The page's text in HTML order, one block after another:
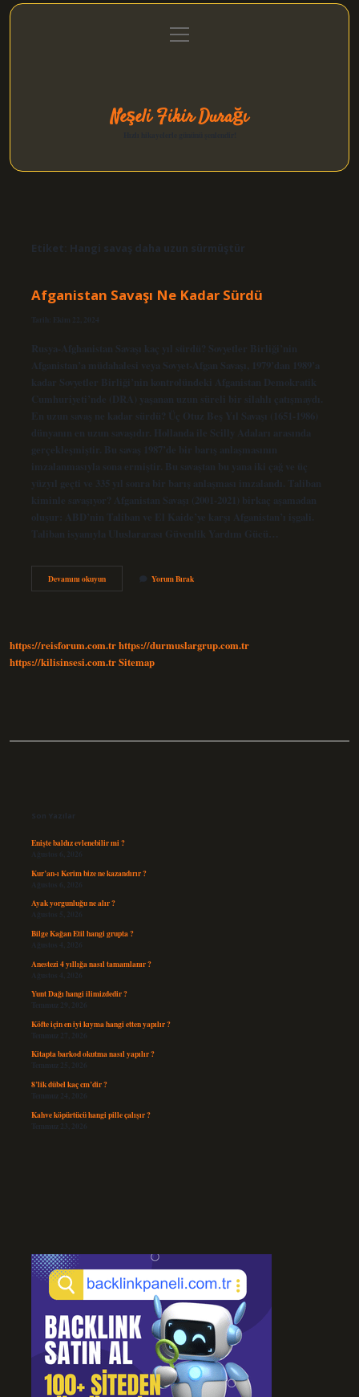
Gizlilik Politikası
menüyü
aç
Neşeli Fikir Durağı
Etiket: Hangi savaş daha uzun sürmüştür
Afganistan Savaşı Ne Kadar Sürdü
Tarih: Ekim 22, 2024
Rusya-Afghanistan Savaşı kaç yıl sürdü? Sovyetler Birliği’nin
Afganistan’a müdahalesi veya Sovyet-Afgan Savaşı, 1979’dan 1989’a
kadar Sovyetler Birliği’nin kontrolündeki Afganistan Demokratik
Cumhuriyeti’nde (DRA) yaşanan uzun süreli bir silahlı çatışmaydı.
En uzun savaş ne kadar sürdü? Üç Otuz Beş Yıl Savaşı (1651-1986)
dünyanın en uzun savaşıdır. Hollanda ile Scilly Adaları arasında
gerçekleşmiştir. Bu savaş 1987’de bir barış anlaşmasının
imzalanmasıyla sona ermiştir. Bu savaştan bu yana iki çağ ve üç
yüzyıl geçti ve 335 yıl sonra bir barış anlaşması imzalandı. Taliban
kiminle savaşıyor? Afganistan Savaşı (2001-2021) birkaç aşamadan
oluşur: ABD’nin Taliban ve El Kaide’ye karşı Afganistan’ı işgali.
Taliban isyanıyla Uluslararası Güvenlik Yardım Gücü…
Devamını okuyunAfganistan
Savaşı
Yorum Bırak
https://reisforum.com.trhttps://durmuslargrup.com.tr
https://kilisinsesi.com.trSitemap
Son Yazılar
Enişte baldız evlenebilir mi ?
Ağustos 6, 2026
Kur’an-ı Kerim bize ne kazandırır ?
Ağustos 6, 2026
Ayak yorgunluğu ne alır ?
Ağustos 5, 2026
Bilge Kağan Etil hangi grupta ?
Ağustos 4, 2026
Anestezi 4 yıllığa nasıl tamamlanır ?
Ağustos 4, 2026
Yunt Dağı hangi ilimizdedir ?
Temmuz 29, 2026
Köfte için en iyi kıyma hangi etten yapılır ?
Temmuz 27, 2026
Kitapta barkod okutma nasıl yapılır ?
Temmuz 25, 2026
8’lik dübel kaç cm’dir ?
Temmuz 24, 2026
Kahve köpürtücü hangi pille çalışır ?
Temmuz 23, 2026